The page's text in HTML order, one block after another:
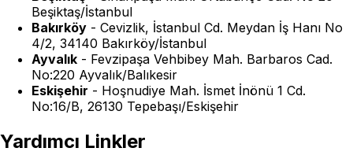
Beşiktaş/İstanbul
Bakırköy - Cevizlik, İstanbul Cd. Meydan İş Hanı No
4/2, 34140 Bakırköy/İstanbul
Ayvalık - Fevzipaşa Vehbibey Mah. Barbaros Cad.
No:220 Ayvalık/Balıkesir
Eskişehir - Hoşnudiye Mah. İsmet İnönü 1 Cd.
No:16/B, 26130 Tepebaşı/Eskişehir
Yardımcı Linkler